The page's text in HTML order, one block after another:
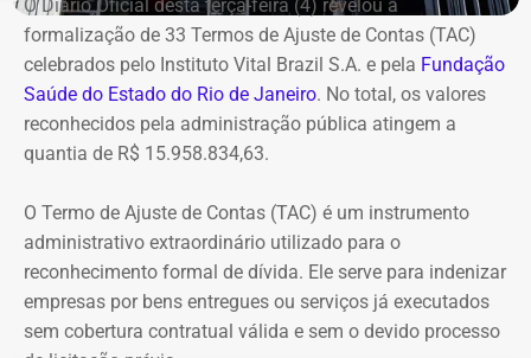
das despesas realizadas com verbas federais não foi
devidamente comprovada. As contas foram julgadas
irregulares em 2021, e a decisão foi mantida em março
de 2024, quando o tribunal rejeitou o recurso apresentado
pelo deputado.
quatro valores, que somam R$ 13.112,09, sem
atualização monetária.
A Procuradoria cita ainda que o Tribunal concluiu que o
deputado participou da gestão desses recursos,
O Diário Oficial desta terça-feira (4) revelou a
formalização de 33 Termos de Ajuste de Contas (TAC)
celebrados pelo Instituto Vital Brazil S.A. e pela Fundação
Saúde do Estado do Rio de Janeiro. No total, os valores
reconhecidos pela administração pública atingem a
quantia de R$ 15.958.834,63.
O Termo de Ajuste de Contas (TAC) é um instrumento
administrativo extraordinário utilizado para o
reconhecimento formal de dívida. Ele serve para indenizar
empresas por bens entregues ou serviços já executados
sem cobertura contratual válida e sem o devido processo